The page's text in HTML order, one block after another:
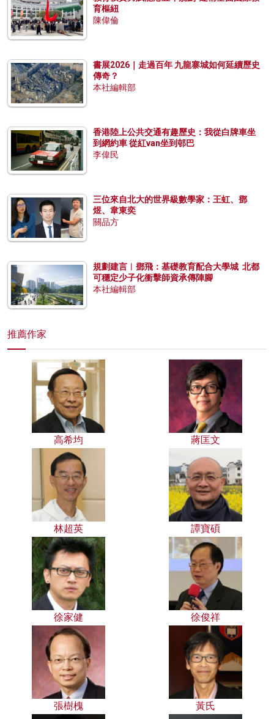
育樞紐
陳偉倫
書展2026｜走過百年 九龍寨城如何延續歷史
傳奇？
本社編輯部
香港陸上公共交通有趣歷史：我從白牌車坐
到網約車 從紅van坐到邨巴
李偉民
三位來自北大的世界級數學家：王虹、鄧
煜、韋東奕
關品方
規劃建言︱鄧飛：基礎教育配合大學城 北都
可穩定少子化衝擊師資承傳陣腳
本社編輯部
推薦作家
高希均 蔣匡文
林超英 譚寶碩
徐家健 徐俊祥
張樹槐 黃氏